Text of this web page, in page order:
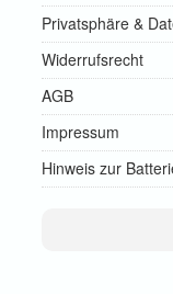
Privatsphäre &
Widerrufsrecht
AGB
Impressum
Hinweis zur